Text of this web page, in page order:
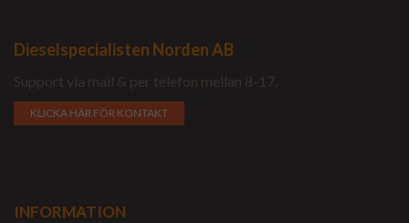
Dieselspecialisten Norden AB
Support via mail & per telefon mellan 8-17.
KLICKA HÄR FÖR KONTAKT
INFORMATION